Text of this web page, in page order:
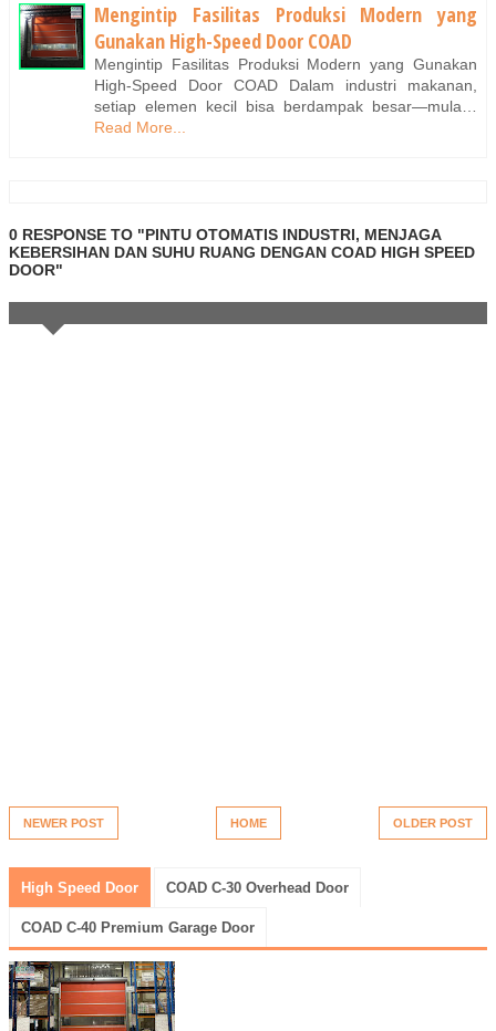
Mengintip Fasilitas Produksi Modern yang
Gunakan High-Speed Door COAD
Mengintip Fasilitas Produksi Modern yang Gunakan
High-Speed Door COAD Dalam industri makanan,
setiap elemen kecil bisa berdampak besar—mula…
Read More...
0 RESPONSE TO "PINTU OTOMATIS INDUSTRI, MENJAGA
KEBERSIHAN DAN SUHU RUANG DENGAN COAD HIGH SPEED
DOOR"
NEWER POST OLDER POST
HOME
High Speed Door COAD C-30 Overhead Door
COAD C-40 Premium Garage Door